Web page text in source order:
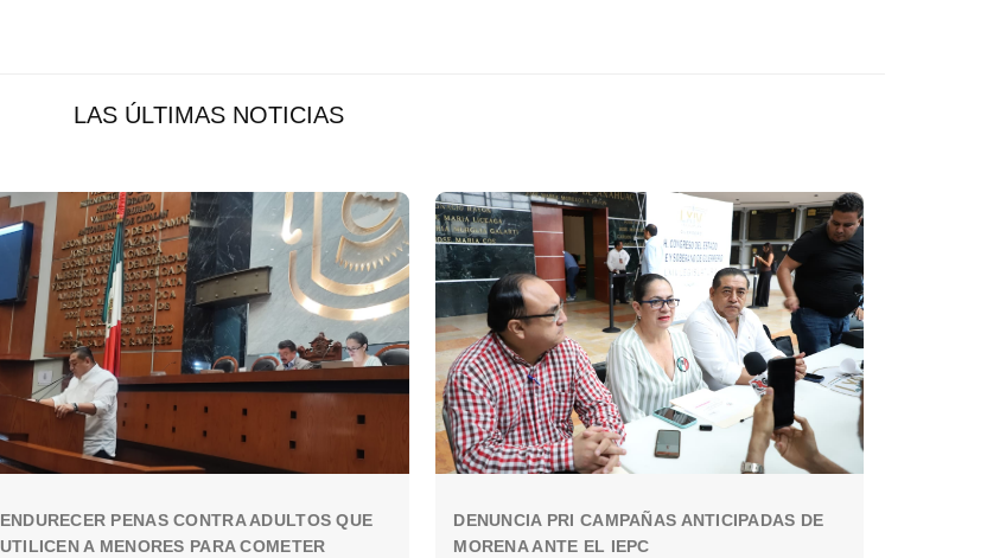
LAS ÚLTIMAS NOTICIAS
ENDURECER PENAS CONTRA ADULTOS QUE
UTILICEN A MENORES PARA COMETER
DENUNCIA PRI CAMPAÑAS ANTICIPADAS DE
MORENA ANTE EL IEPC